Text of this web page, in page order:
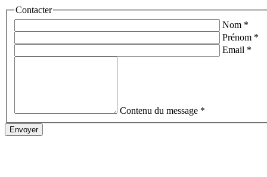
Contacter
Nom *
Prénom *
Email *
Contenu du message *
Envoyer